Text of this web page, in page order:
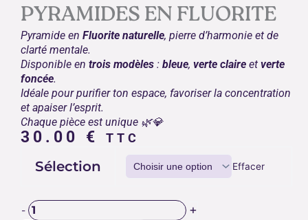
PYRAMIDES EN FLUORITE
Pyramide enFluorite naturelle, pierre d’harmonie et de
clarté mentale.
Disponible entrois modèles :bleue,verte claire etverte
foncée.
Idéale pour purifier ton espace, favoriser la concentration
et apaiser l’esprit.
Chaque pièce est unique 🌿💎
30.00 € TTC
Sélection Effacer
-
de
EN
FLUORITE
+